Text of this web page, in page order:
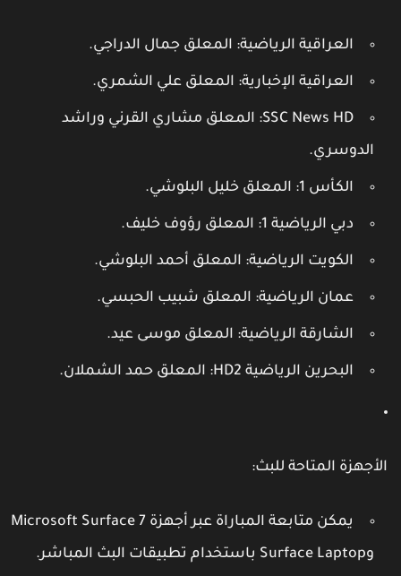
العراقية الرياضية: المعلق جمال الدراجي.
العراقية الإخبارية: المعلق علي الشمري.
SSC News HD: المعلق مشاري القرني وراشد
الدوسري.
الكأس 1 : المعلق خليل البلوشي.
دبي الرياضية 1 : المعلق رؤوف خليف.
الكويت الرياضية: المعلق أحمد البلوشي.
عمان الرياضية: المعلق شبيب الحبسي.
الشارقة الرياضية: المعلق موسى عيد.
البحرين الرياضية HD2 : المعلق حمد الشملان.
المتاحة للبث:
يمكن متابعة المباراة عبر أجهزةMicrosoft Surface 7
Surface Laptopباستخدام تطبيقات البث المباشر.